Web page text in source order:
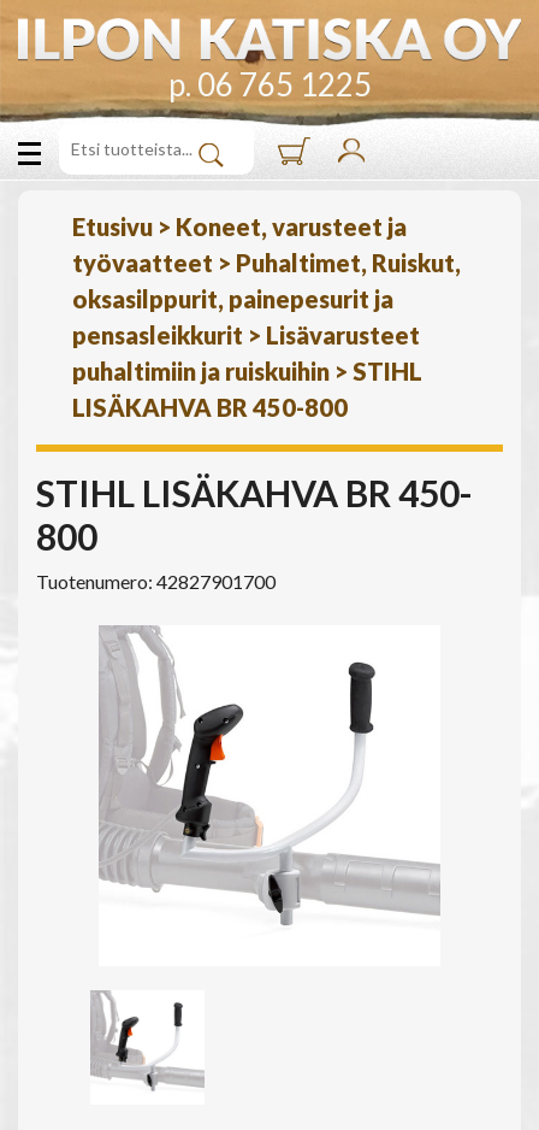
p. 06 765 1225
Etusivu > Koneet, varusteet ja
työvaatteet > Puhaltimet, Ruiskut,
oksasilppurit, painepesurit ja
pensasleikkurit > Lisävarusteet
puhaltimiin ja ruiskuihin > STIHL
LISÄKAHVA BR 450-800
STIHL LISÄKAHVA BR 450-
800
Tuotenumero: 42827901700